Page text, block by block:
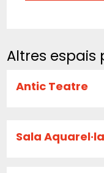
Altres espais
Antic Teatre
Sala Aquarel·la